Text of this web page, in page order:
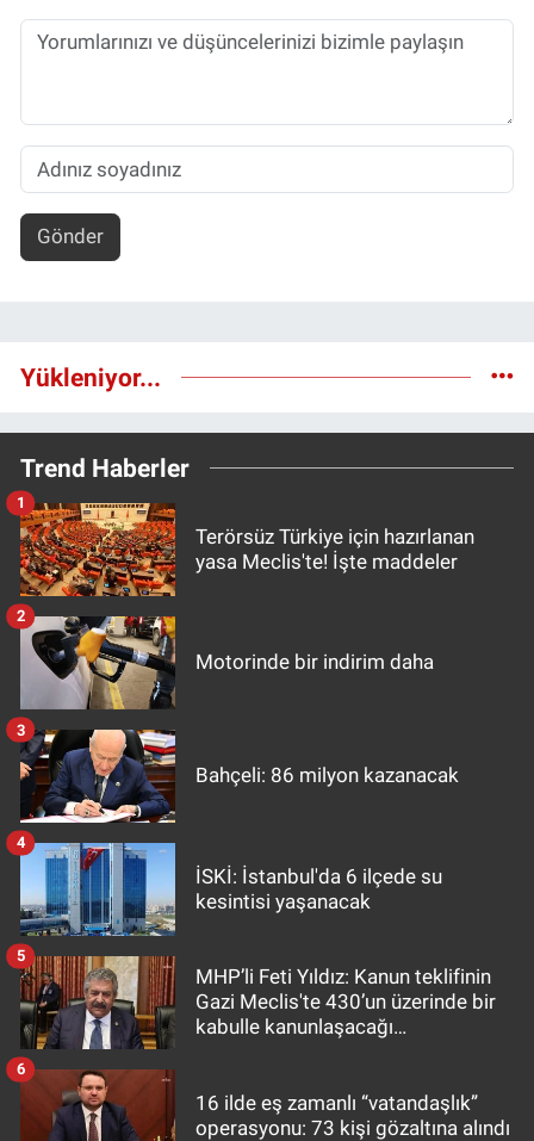
Gönder
Yükleniyor...
Trend Haberler
Terörsüz Türkiye için hazırlanan
yasa Meclis'te! İşte maddeler
1
Motorinde bir indirim daha
2
Bahçeli: 86 milyon kazanacak
3
İSKİ: İstanbul'da 6 ilçede su
kesintisi yaşanacak
4
MHP’li Feti Yıldız: Kanun teklifinin
Gazi Meclis'te 430’un üzerinde bir
kabulle kanunlaşacağı
5
16 ilde eş zamanlı “vatandaşlık”
operasyonu: 73 kişi gözaltına alındı
6